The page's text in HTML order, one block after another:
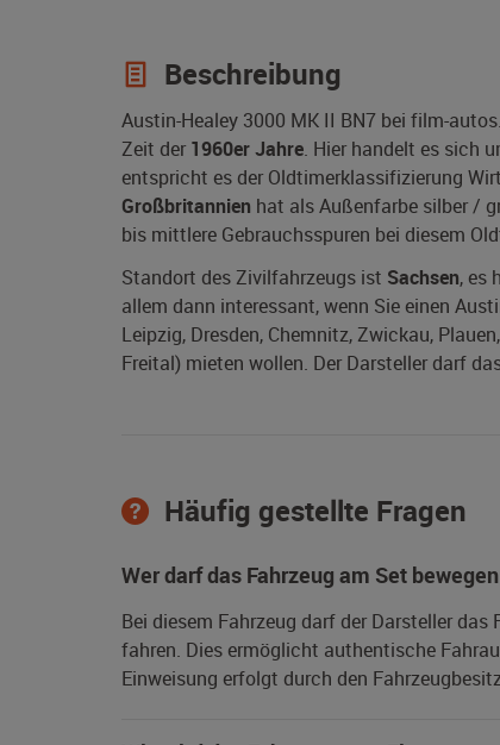
Beschreibung
Austin-Healey 3000 MK II BN7 bei film-
Zeit der 1960er Jahre. Hier handelt es sich
entspricht es der Oldtimerklassifizierung
Großbritannien hat als Außenfarbe silber /
bis mittlere Gebrauchsspuren bei diesem
Standort des Zivilfahrzeugs ist Sachsen, es
allem dann interessant, wenn Sie einen
Leipzig, Dresden, Chemnitz, Zwickau,
Freital) mieten wollen. Der Darsteller darf
Häufig gestellte Fragen
Wer darf das Fahrzeug am Set
Bei diesem Fahrzeug darf der Darsteller
fahren. Dies ermöglicht authentische
Einweisung erfolgt durch den